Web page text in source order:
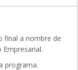
final a nombre de
Empresarial.
programa.